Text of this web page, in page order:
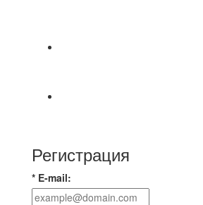
Регистрация
* E-mail: